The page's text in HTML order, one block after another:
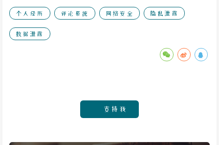
个人经历 评论系统 网络安全 隐私泄露
数据泄露
支持我